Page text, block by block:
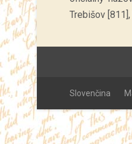
Trebišov
Slovenčina